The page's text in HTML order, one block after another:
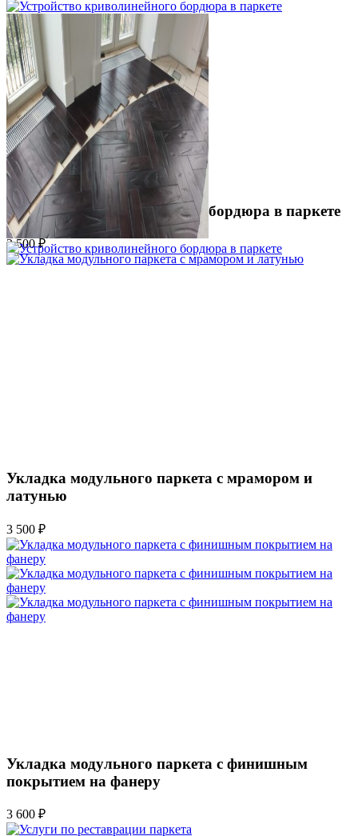
Устройство криволинейного бордюра в паркете
2 500 ₽
Укладка модульного паркета с мрамором и
латунью
3 500 ₽
Укладка модульного паркета с финишным
покрытием на фанеру
3 600 ₽